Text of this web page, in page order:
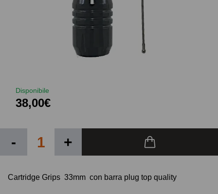
Disponibile
38,00€
- +
Cartridge Grips 33mm con barra plug top quality